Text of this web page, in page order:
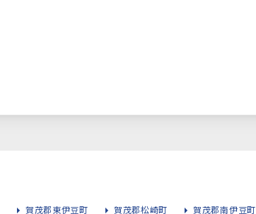
賀茂郡東伊豆町 賀茂郡松崎町 賀茂郡南伊豆町